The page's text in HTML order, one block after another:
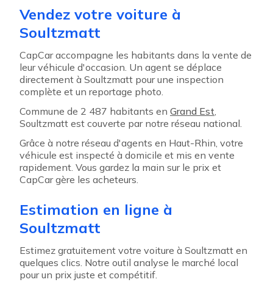
Vendez votre voiture à
Soultzmatt
CapCar accompagne les habitants dans la vente de
leur véhicule d'occasion. Un agent se déplace
directement à Soultzmatt pour une inspection
complète et un reportage photo.
Commune de 2 487 habitants en Grand Est,
Soultzmatt est couverte par notre réseau national.
Grâce à notre réseau d'agents en Haut-Rhin, votre
véhicule est inspecté à domicile et mis en vente
rapidement. Vous gardez la main sur le prix et
CapCar gère les acheteurs.
Estimation en ligne à
Soultzmatt
Estimez gratuitement votre voiture à Soultzmatt en
quelques clics. Notre outil analyse le marché local
pour un prix juste et compétitif.